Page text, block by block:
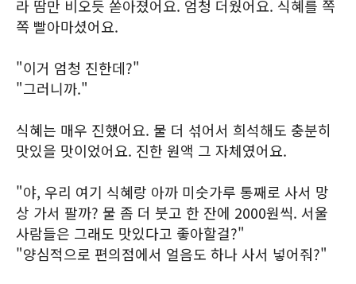
라 땀만 비오듯 쏟아졌어요. 엄청 더웠어요. 식혜를 쪽
쪽 빨아마셨어요.
"이거 엄청 진한데?"
"그러니까."
식혜는 매우 진했어요. 물 더 섞어서 희석해도 충분히
맛있을 맛이었어요. 진한 원액 그 자체였어요.
"야, 우리 여기 식혜랑 아까 미숫가루 통째로 사서 망
상 가서 팔까? 물 좀 더 붓고 한 잔에 2000원씩. 서울
사람들은 그래도 맛있다고 좋아할걸?"
"양심적으로 편의점에서 얼음도 하나 사서 넣어줘?"